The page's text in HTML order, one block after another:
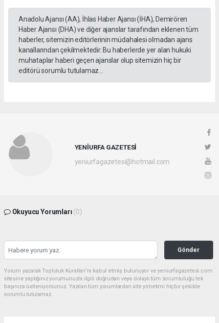
Anadolu Ajansı (AA), İhlas Haber Ajansı (İHA), Demirören
Haber Ajansı (DHA) ve diğer ajanslar tarafından eklenen tüm
haberler, sitemizin editörlerinin müdahalesi olmadan ajans
kanallarından çekilmektedir. Bu haberlerde yer alan hukuki
muhataplar haberi geçen ajanslar olup sitemizin hiç bir
editörü sorumlu tutulamaz...
YENİURFA GAZETESİ
yeniurfagazetesi@hotmail.com
Okuyucu Yorumları (0)
Gönder
Yorum yazarak Topluluk Kuralları’nı kabul etmiş bulunuyor ve yeniurfagazetesi.com
sitesine yaptığınız yorumunuzla ilgili doğrudan veya dolaylı tüm sorumluluğu tek
başınıza üstleniyorsunuz. Yazılan tüm yorumlardan site yönetimi hiçbir şekilde
sorumlu tutulamaz.